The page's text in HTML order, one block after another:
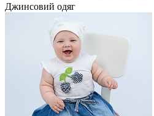
Джинсовий одяг